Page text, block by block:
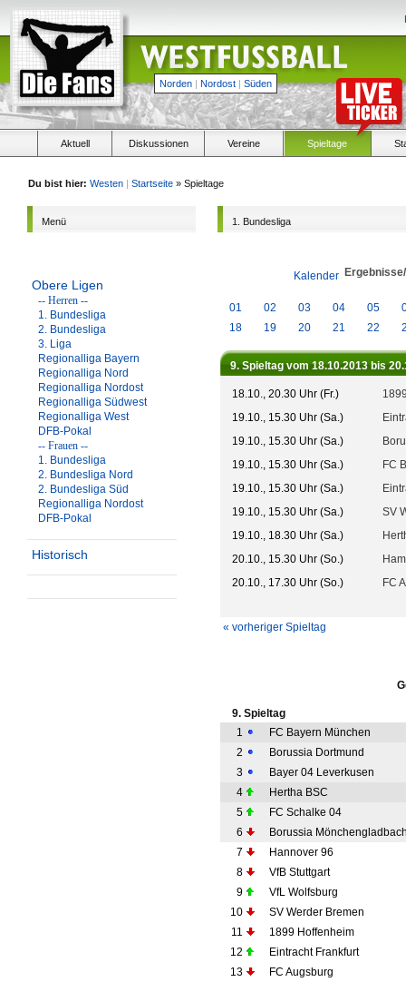
Norden | Nordost | Süden
Aktuell Diskussionen Vereine Spieltage
Du bist hier: Westen | Startseite » Spieltage
Menü
Obere Ligen
-- Herren --
1. Bundesliga
2. Bundesliga
3. Liga
Regionalliga Bayern
Regionalliga Nord
Regionalliga Nordost
Regionalliga Südwest
Regionalliga West
DFB-Pokal
-- Frauen --
1. Bundesliga
2. Bundesliga Nord
2. Bundesliga Süd
Regionalliga Nordost
DFB-Pokal
Historisch
1. Bundesliga
Kalender
01 02 03 04 05
18
19 20 21 22
9. Spieltag vom 18.10.2013 bis
18.10., 20.30 Uhr (Fr.)
19.10., 15.30 Uhr (Sa.)
19.10., 15.30 Uhr (Sa.)
19.10., 15.30 Uhr (Sa.)
FC
19.10., 15.30 Uhr (Sa.)
19.10., 15.30 Uhr (Sa.)
SV
19.10., 18.30 Uhr (Sa.)
20.10., 15.30 Uhr (So.)
20.10., 17.30 Uhr (So.)
FC
« vorheriger Spieltag
9. Spieltag
1
FC Bayern München
2
Borussia Dortmund
3
Bayer 04 Leverkusen
4
Hertha BSC
5
FC Schalke 04
6
Borussia
7
Hannover 96
8
VfB Stuttgart
9
VfL Wolfsburg
10
SV Werder Bremen
11
1899 Hoffenheim
12
Eintracht Frankfurt
13
FC Augsburg